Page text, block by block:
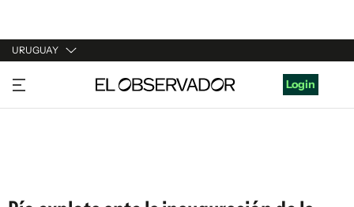
URUGUAY
URUGUAY
ARGENTINA
Login